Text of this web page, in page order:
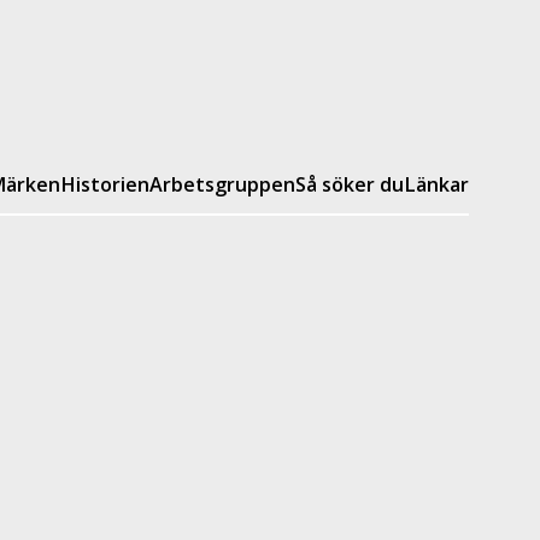
HistorienArbetsgruppenSå söker duLänkar